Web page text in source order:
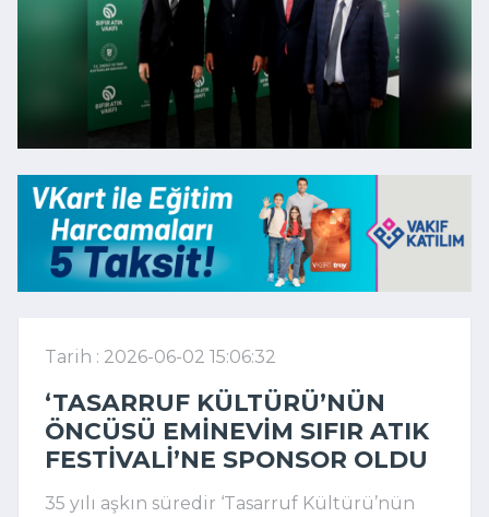
Tarih : 2026-06-02 15:06:32
‘TASARRUF KÜLTÜRÜ’NÜN
ÖNCÜSÜ EMINEVIM SIFIR ATIK
FESTIVALI’NE SPONSOR OLDU
35 yılı aşkın süredir ‘Tasarruf Kültürü’nün